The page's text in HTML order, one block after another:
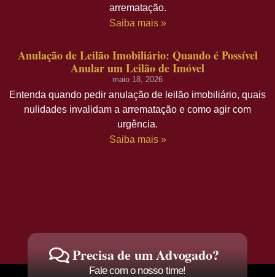
arrematação.
Saiba mais »
Anulação de Leilão Imobiliário: Quando é Possível
Anular um Leilão de Imóvel
maio 18, 2026
Entenda quando pedir anulação de leilão imobiliário, quais
nulidades invalidam a arrematação e como agir com
urgência.
Saiba mais »
Precisa de um Advogado?
Fale com o nosso time!